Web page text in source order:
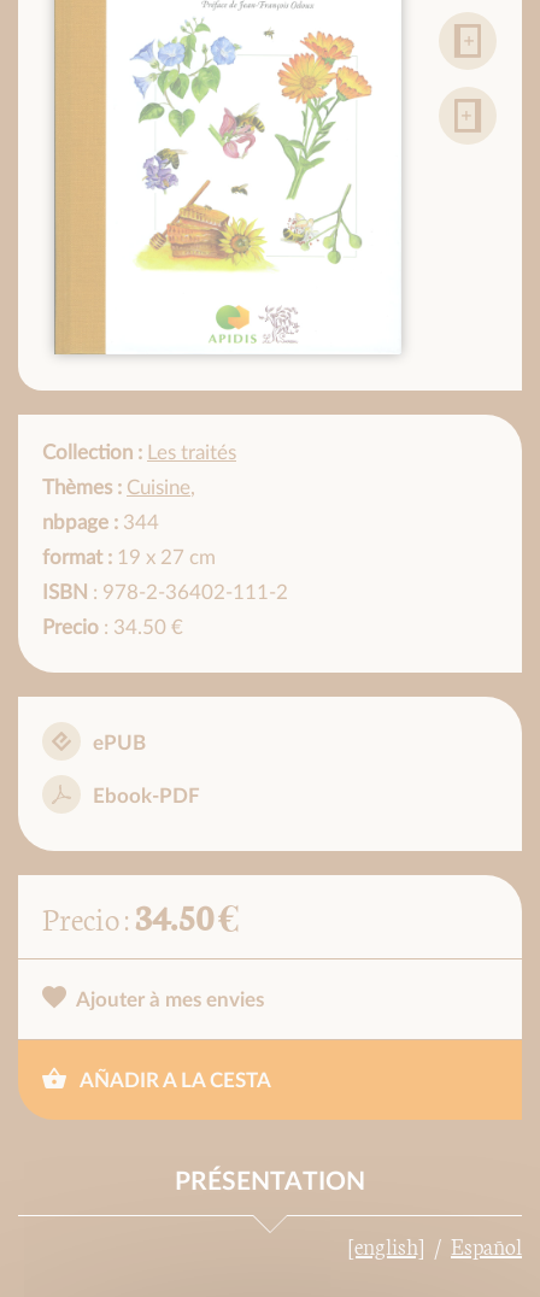
Collection : Les traités
Thèmes : Cuisine,
nbpage : 344
format : 19 x 27 cm
ISBN : 978-2-36402-111-2
Precio : 34.50 €
ePUB
Ebook-PDF
Precio :34.50 €
Ajouter à mes envies
AÑADIR A LA CESTA
PRÉSENTATION
[english] Español